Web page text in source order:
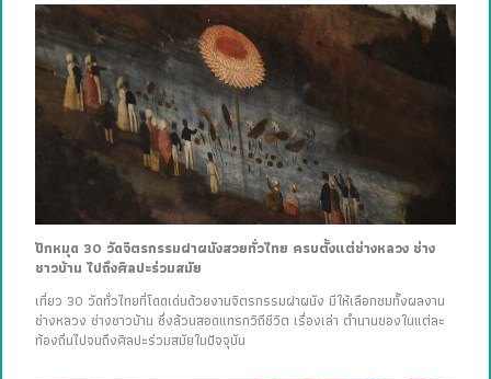
ปักหมุด 30 วัดจิตรกรรมฝาผนังสวยทั่วไทย ครบตั้งแต่ช่างหลวง ช่าง
ชาวบ้าน ไปถึงศิลปะร่วมสมัย
เที่ยว 30 วัดทั่วไทยที่โดดเด่นด้วยงานจิตรกรรมฝาผนัง มีให้เลือกชมทั้งผลงาน
ช่างหลวง ช่างชาวบ้าน ซึ่งล้วนสอดแทรกวิถีชีวิต เรื่องเล่า ตำนานของในแต่ละ
ท้องถิ่นไปจนถึงศิลปะร่วมสมัยในปัจจุบัน